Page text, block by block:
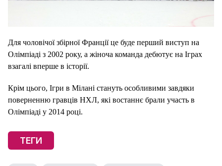
Для чоловічої збірної Франції це буде перший виступ на
Олімпіаді з 2002 року, а жіноча команда дебютує на Іграх
взагалі вперше в історії.
Крім цього, Ігри в Мілані стануть особливими завдяки
поверненню гравців НХЛ, які востаннє брали участь в
Олімпіаді у 2014 році.
ТЕГИ